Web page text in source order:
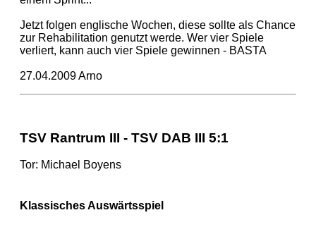
Jetzt folgen englische Wochen, diese sollte als Chance
zur Rehabilitation genutzt werde. Wer vier Spiele
verliert, kann auch vier Spiele gewinnen - BASTA
27.04.2009 Arno
TSV Rantrum III - TSV DAB III 5:1
Tor: Michael Boyens
Klassisches Auswärtsspiel